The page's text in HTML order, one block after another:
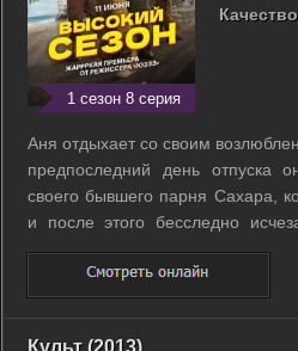
1 сезон 8 серия
Аня отдыхает со своим
предпоследний день отпуска
своего бывшего парня Сахара,
и после этого бесследно
помощи от полиции, Миша
расследование и выясняет,
скрывала. В процессе поисков
Культ (2013)